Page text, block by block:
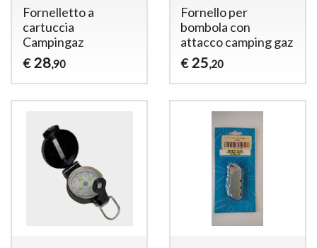
Fornelletto a
cartuccia
Campingaz
€ 28,90
Fornello per
bombola con
attacco camping gaz
€ 25,20